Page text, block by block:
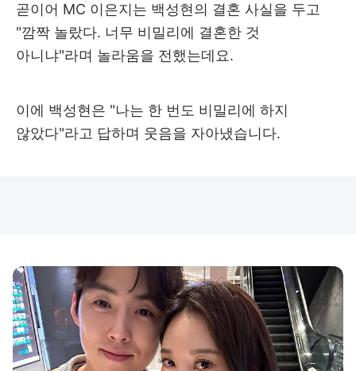
곧이어 MC 이은지는 백성현의 결혼 사실을 두고
"깜짝 놀랐다. 너무 비밀리에 결혼한 것
아니냐"라며 놀라움을 전했는데요.
이에 백성현은 "나는 한 번도 비밀리에 하지
않았다"라고 답하며 웃음을 자아냈습니다.